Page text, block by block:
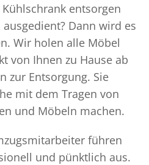
entsorgen
Dann wird es
Wir holen alle Möbel
von Ihnen zu Hause ab
zur Entsorgung. Sie
mit dem Tragen von
und Möbeln machen.
führen
und pünktlich aus.